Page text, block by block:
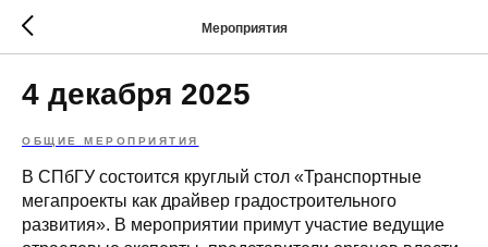
Мероприятия
4 декабря 2025
ОБЩИЕ МЕРОПРИЯТИЯ
В СПбГУ состоится круглый стол «Транспортные
мегапроекты как драйвер градостроительного
развития». В мероприятии примут участие ведущие